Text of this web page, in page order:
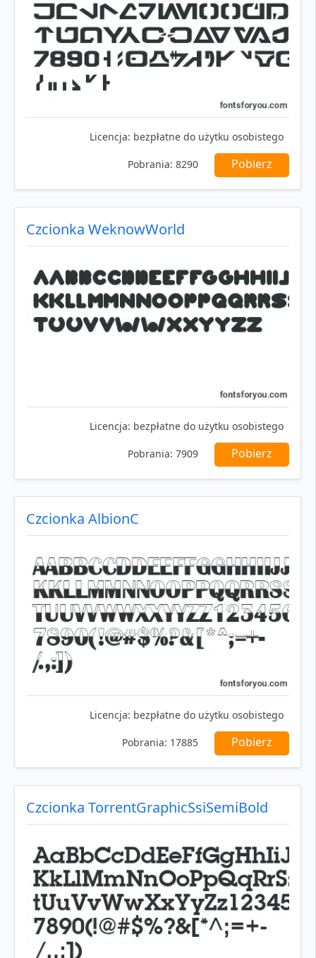
Licencja: bezpłatne do użytku osobistego
Pobrania: 8290 Pobierz
Czcionka WeknowWorld
Licencja: bezpłatne do użytku osobistego
Pobrania: 7909 Pobierz
Czcionka AlbionC
Licencja: bezpłatne do użytku osobistego
Pobrania: 17885 Pobierz
Czcionka TorrentGraphicSsiSemiBold